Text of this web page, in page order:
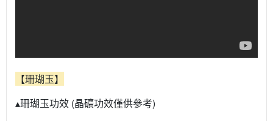
【珊瑚玉】
▴珊瑚玉功效 (晶礦功效僅供參考)